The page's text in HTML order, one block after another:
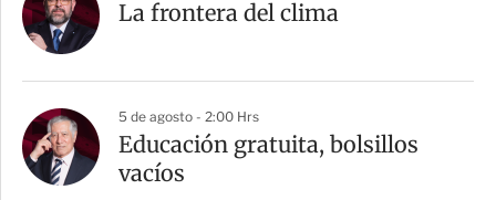
La frontera del clima
5 de agosto - 2:00 Hrs
Educación gratuita, bolsillos
vacíos